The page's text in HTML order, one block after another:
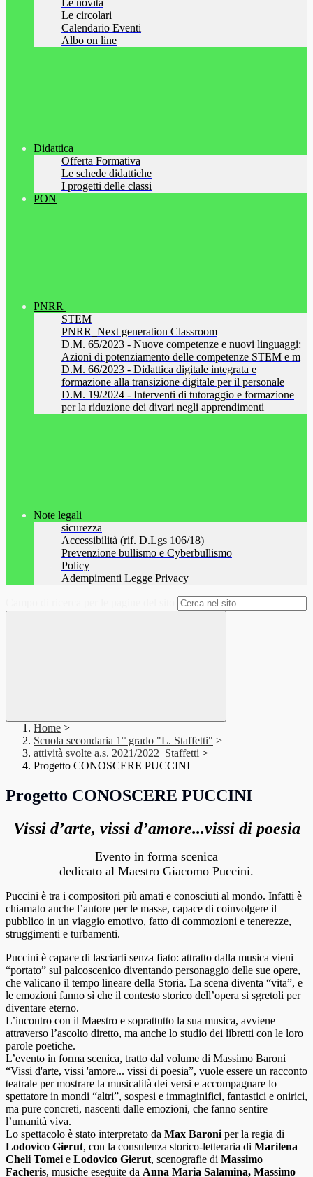
Le novità
Le circolari
Calendario Eventi
Albo on line
Didattica
Offerta Formativa
Le schede didattiche
I progetti delle classi
PON
PNRR
STEM
PNRR_Next generation Classroom
D.M. 65/2023 - Nuove competenze e nuovi linguaggi:
Azioni di potenziamento delle competenze STEM e m
D.M. 66/2023 - Didattica digitale integrata e
formazione alla transizione digitale per il personale
D.M. 19/2024 - Interventi di tutoraggio e formazione
per la riduzione dei divari negli apprendimenti
Note legali
sicurezza
Accessibilità (rif. D.Lgs 106/18)
Prevenzione bullismo e Cyberbullismo
Policy
Adempimenti Legge Privacy
Home >
Scuola secondaria 1° grado "L. Staffetti" >
attività svolte a.s. 2021/2022_Staffetti >
Progetto CONOSCERE PUCCINI
Progetto CONOSCERE PUCCINI
Vissi d’arte, vissi d’amore...vissi di poesia
Evento in forma scenica
dedicato al Maestro Giacomo Puccini.
Puccini è tra i compositori più amati e conosciuti al mondo. Infatti è
chiamato anche l’autore per le masse, capace di coinvolgere il
pubblico in un viaggio emotivo, fatto di commozioni e tenerezze,
struggimenti e turbamenti.
Puccini è capace di lasciarti senza fiato: attratto dalla musica vieni
“portato” sul palcoscenico diventando personaggio delle sue opere,
che valicano il tempo lineare della Storia. La scena diventa “vita”, e
le emozioni fanno sì che il contesto storico dell’opera si sgretoli per
diventare eterno.
L’incontro con il Maestro e soprattutto la sua musica, avviene
attraverso l’ascolto diretto, ma anche lo studio dei libretti con le loro
parole poetiche.
L’evento in forma scenica, tratto dal volume di Massimo Baroni
“Vissi d'arte, vissi 'amore... vissi di poesia”, vuole essere un racconto
teatrale per mostrare la musicalità dei versi e accompagnare lo
spettatore in mondi “altri”, sospesi e immaginifici, fantastici e onirici,
ma pure concreti, nascenti dalle emozioni, che fanno sentire
l’umanità viva.
Lo spettacolo è stato interpretato da Max Baroni per la regia di
Lodovico Gierut, con la consulenza storico-letteraria di Marilena
Cheli Tomei e Lodovico Gierut, scenografie di Massimo
Facheris, musiche eseguite da Anna Maria Salamina, Massimo